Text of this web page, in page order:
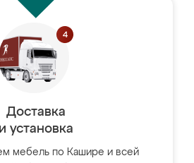
Доставка
и установка
мебель по Кашире и всей